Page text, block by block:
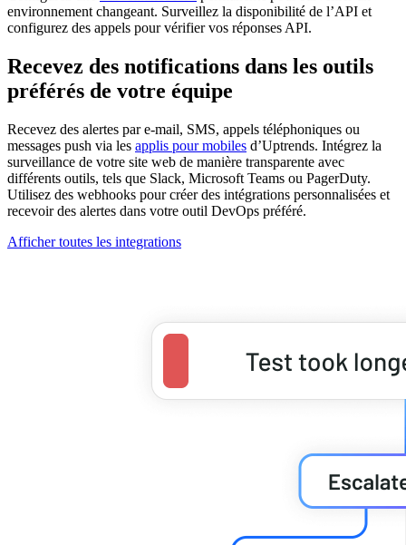
environnement changeant. Surveillez la disponibilité de l’API et
configurez des appels pour vérifier vos réponses API.
Recevez des notifications dans les outils
préférés de votre équipe
Recevez des alertes par e-mail, SMS, appels téléphoniques ou
messages push via les applis pour mobiles d’Uptrends. Intégrez la
surveillance de votre site web de manière transparente avec
différents outils, tels que Slack, Microsoft Teams ou PagerDuty.
Utilisez des webhooks pour créer des intégrations personnalisées et
recevoir des alertes dans votre outil DevOps préféré.
Afficher toutes les integrations